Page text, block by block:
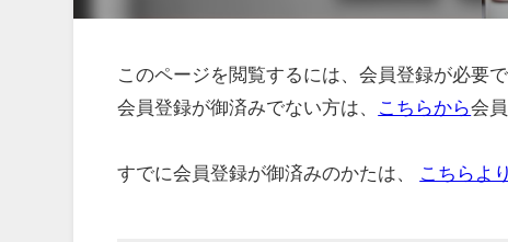
このページを閲覧するには、会員登録が必要で
会員登録が御済みでない方は、
こちらから会
すでに会員登録が御済みのかたは、 こちらより